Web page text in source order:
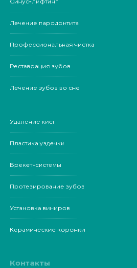
Лечение пародонтита
Профессиональная чистка
Реставрация зубов
Лечение зубов во сне
Удаление кист
Пластика уздечки
Брекет-системы
Протезирование зубов
Установка виниров
Керамические коронки
Контакты